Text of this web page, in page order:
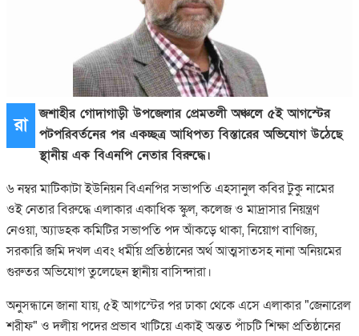
রা
জশাহীর গোদাগাড়ী উপজেলার প্রেমতলী অঞ্চলে ৫ই আগস্টের
পটপরিবর্তনের পর একচ্ছত্র আধিপত্য বিস্তারের অভিযোগ উঠেছে
স্থানীয় এক বিএনপি নেতার বিরুদ্ধে।
৬ নম্বর মাটিকাটা ইউনিয়ন বিএনপির সভাপতি এহসানুল কবির টুকু নামের
ওই নেতার বিরুদ্ধে এলাকার একাধিক স্কুল, কলেজ ও মাদ্রাসার নিয়ন্ত্রণ
নেওয়া, অ্যাডহক কমিটির সভাপতি পদ আঁকড়ে থাকা, নিয়োগ বাণিজ্য,
সরকারি জমি দখল এবং ধর্মীয় প্রতিষ্ঠানের অর্থ আত্মসাতসহ নানা অনিয়মের
গুরুতর অভিযোগ তুলেছেন স্থানীয় বাসিন্দারা।
অনুসন্ধানে জানা যায়, ৫ই আগস্টের পর ঢাকা থেকে এসে এলাকার "জেনারেল
শরীফ" ও দলীয় পদের প্রভাব খাটিয়ে একাই অন্তত পাঁচটি শিক্ষা প্রতিষ্ঠানের